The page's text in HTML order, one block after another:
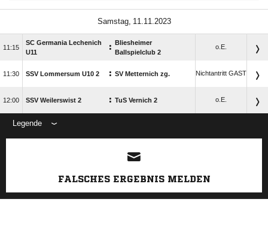
 

SC Germania Lechenich
U11
: Bliesheimer
Ballspielclub 2
o.E.
 SSV Lommersum U10 2 : SV Metternich zg. Nichtantritt GAST
 SSV Weilerswist 2 : TuS Vernich 2 o.E.
Legende
FALSCHES ERGEBNIS MELDEN